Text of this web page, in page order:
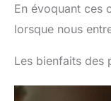
En évoquant ces
lorsque nous
Les bienfaits des